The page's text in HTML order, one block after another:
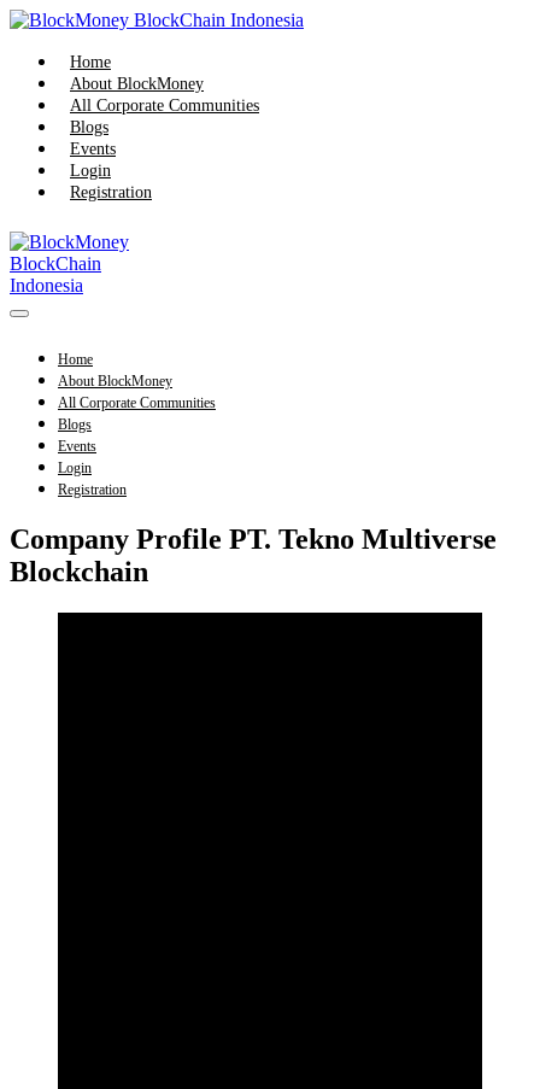
Skip
content
Home
About BlockMoney
All Corporate Communities
Blogs
Events
Login
Registration
Menu
Home
About BlockMoney
All Corporate Communities
Blogs
Events
Login
Registration
Company Profile PT. Tekno Multiverse
Blockchain